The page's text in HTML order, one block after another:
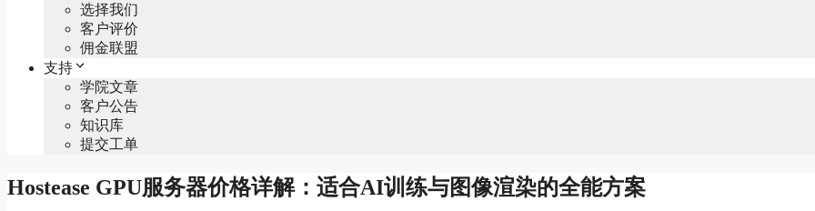
选择我们
客户评价
佣金联盟
支持
学院文章
客户公告
知识库
提交工单
Hostease GPU服务器价格详解：适合AI训练与图像渲染的全能方案